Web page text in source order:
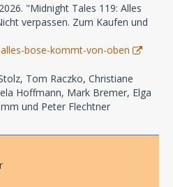
"Midnight Tales 119: Alles
verpassen. Zum Kaufen und
bose-kommt-von-oben
Tom Raczko, Christiane
Hoffmann, Mark Bremer, Elga
und Peter Flechtner